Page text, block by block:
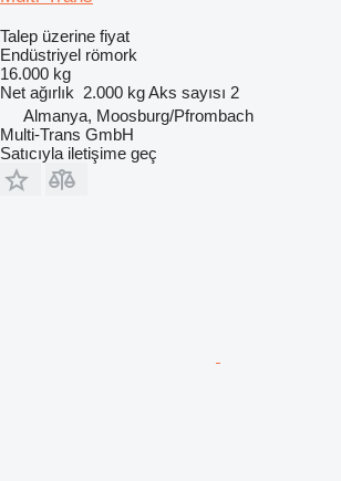
Talep üzerine fiyat
Endüstriyel römork
16.000 kg
Net ağırlık 2.000 kgAks sayısı 2
Almanya, Moosburg/Pfrombach
Multi-Trans GmbH
Satıcıyla iletişime geç